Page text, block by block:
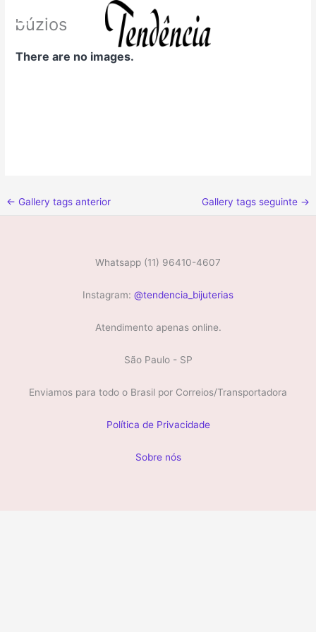
para
conteúdo
búzios
There are no images.
← Gallery tags anterior Gallery tags seguinte →
Whatsapp (11) 96410-4607
Instagram: @tendencia_bijuterias
Atendimento apenas online.
São Paulo - SP
Enviamos para todo o Brasil por Correios/Transportadora
Política de Privacidade
Sobre nós